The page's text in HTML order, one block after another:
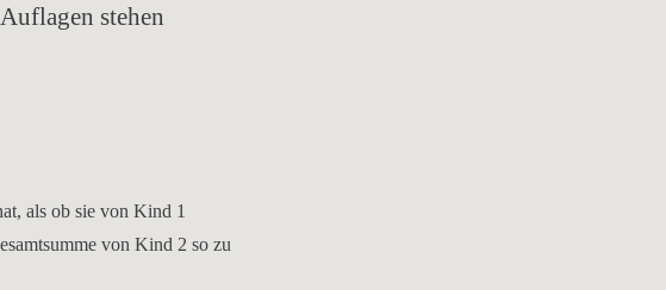
stehen
als ob sie von Kind 1
von Kind 2 so zu